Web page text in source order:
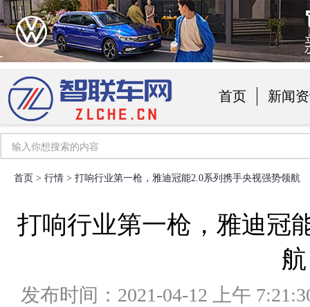
首页 新闻
首页 > 行情 > 打响行业第一枪，雅迪冠能2.0系列携手央视强势领航
打响行业第一枪，雅迪冠
航
发布时间：2021-04-12 上午